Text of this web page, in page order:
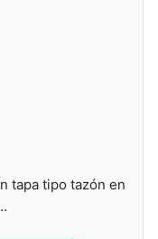
tapa tipo tazón en